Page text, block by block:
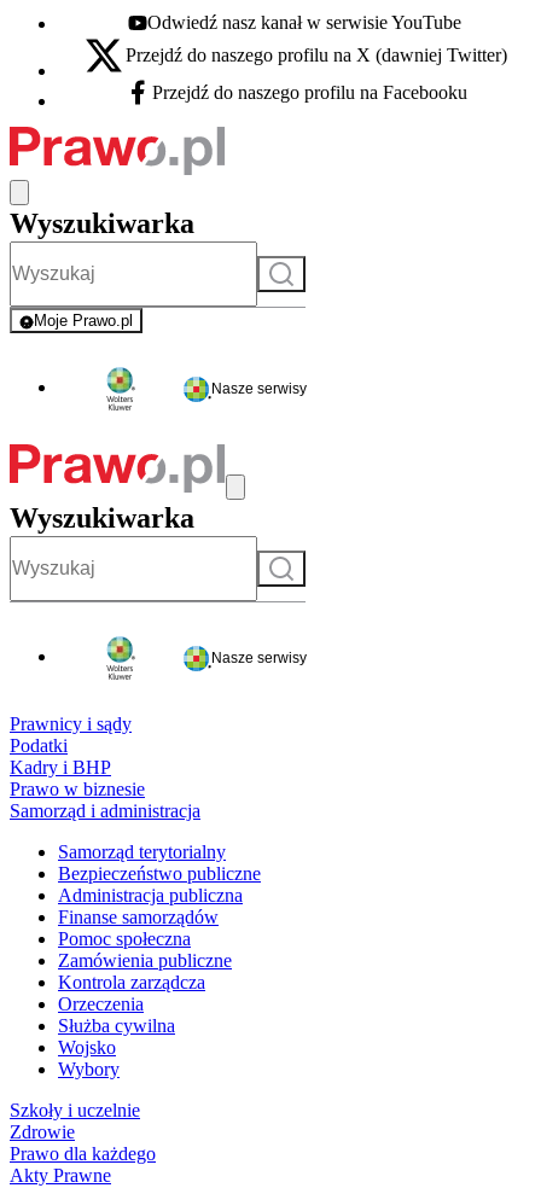
Youtube - otwiera się w nowej karcie
Odwiedź nasz kanał w serwisie YouTube
X - otwiera się w nowej karcie
Przejdź do naszego profilu na X (dawniej Twitter)
Facebook - otwiera się w nowej karcie
Przejdź do naszego profilu na Facebooku
Wyszukiwarka
Szukaj
Moje Prawo.pl
- rejestracja i logowanie do serwisu
Nasze serwisy
Wyszukiwarka
Szukaj
Nasze serwisy
Prawnicy i sądy
Podatki
Kadry i BHP
Prawo w biznesie
Samorząd i administracja
Samorząd terytorialny
Bezpieczeństwo publiczne
Administracja publiczna
Finanse samorządów
Pomoc społeczna
Zamówienia publiczne
Kontrola zarządcza
Orzeczenia
Służba cywilna
Wojsko
Wybory
Szkoły i uczelnie
Zdrowie
Prawo dla każdego
Akty Prawne